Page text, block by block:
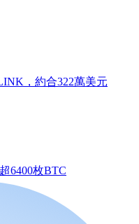
，約合322萬美元
6400枚BTC